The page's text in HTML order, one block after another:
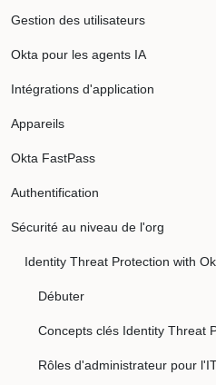
Gestion des utilisateurs
Okta pour les agents IA
Intégrations d'application
Appareils
Okta FastPass
Authentification
Sécurité au niveau de l'org
Identity Threat Protection with
Débuter
Concepts clés Identity Threat
Rôles d'administrateur pour